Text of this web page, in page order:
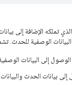
تملكه الإضافة إلى
الوصفية للحدث.
الوصول إلى البيانات
بيانات الحدث والبيانات